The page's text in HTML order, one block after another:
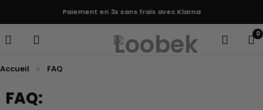
Paiement en 3x sans frais avec Klarna
0
Accueil FAQ
FAQ: